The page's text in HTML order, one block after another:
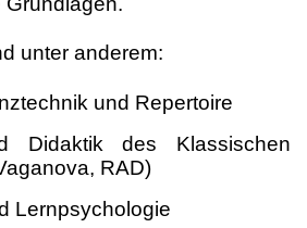
unter anderem:
und Repertoire
Didaktik des Klassischen
RAD)
Lernpsychologie